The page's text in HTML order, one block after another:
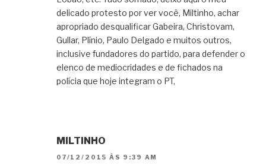
delicado protesto por ver você, Miltinho, achar
apropriado desqualificar Gabeira, Christovam,
Gullar, Plínio, Paulo Delgado e muitos outros,
inclusive fundadores do partido, para defender o
elenco de mediocridades e de fichados na
polícia que hoje integram o PT,
MILTINHO
07/12/2015 ÀS 9:39 AM